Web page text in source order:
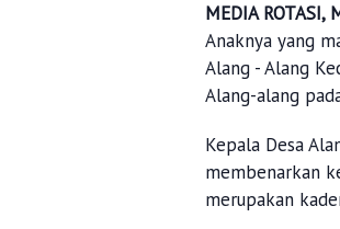
MEDIA ROTASI,
Anaknya yang
Alang - Alang
Alang-alang
Kepala Desa
membenarkan
merupakan